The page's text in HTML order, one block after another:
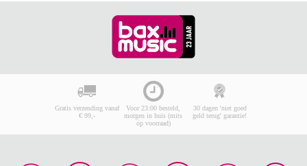
Gratis verzending vanaf
€ 99,-
Voor 23:00 besteld,
morgen in huis (mits
op voorraad)
30 dagen 'niet goed
geld terug' garantie!